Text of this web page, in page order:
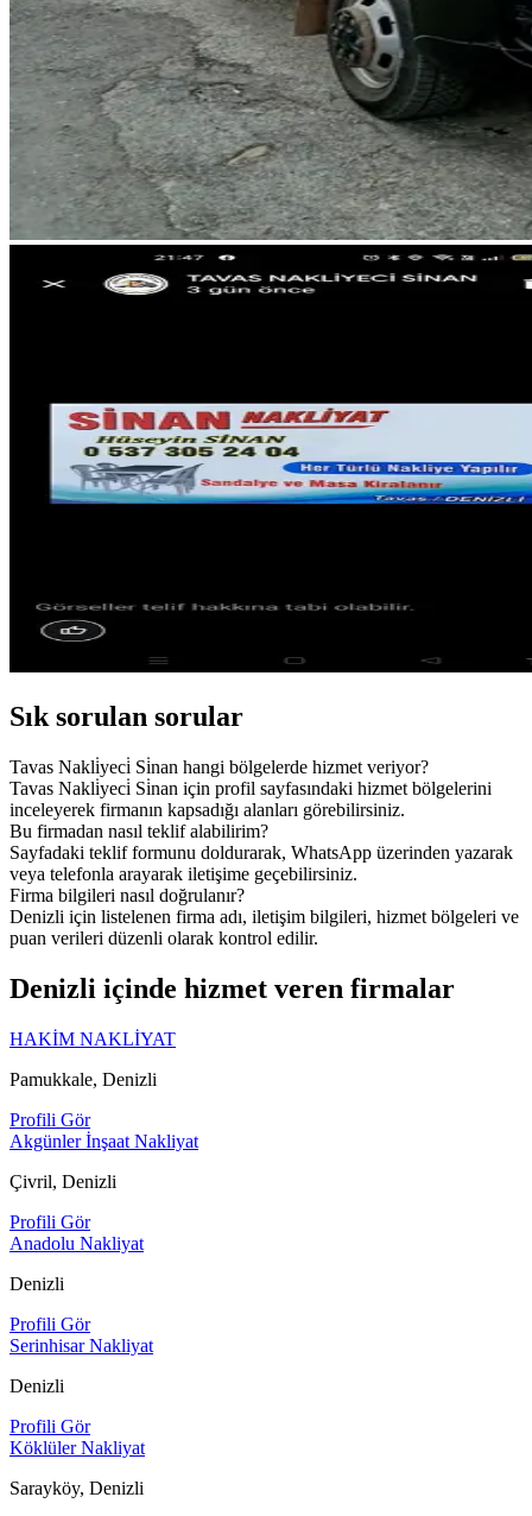
Sık sorulan sorular
Tavas Nakli̇yeci̇ Si̇nan hangi bölgelerde hizmet veriyor?
Tavas Nakli̇yeci̇ Si̇nan için profil sayfasındaki hizmet bölgelerini
inceleyerek firmanın kapsadığı alanları görebilirsiniz.
Bu firmadan nasıl teklif alabilirim?
Sayfadaki teklif formunu doldurarak, WhatsApp üzerinden yazarak
veya telefonla arayarak iletişime geçebilirsiniz.
Firma bilgileri nasıl doğrulanır?
Denizli için listelenen firma adı, iletişim bilgileri, hizmet bölgeleri ve
puan verileri düzenli olarak kontrol edilir.
Denizli içinde hizmet veren firmalar
HAKİM NAKLİYAT
Pamukkale, Denizli
Profili Gör
Akgünler İnşaat Nakliyat
Çivril, Denizli
Profili Gör
Anadolu Nakliyat
Denizli
Profili Gör
Serinhisar Nakliyat
Denizli
Profili Gör
Köklüler Nakliyat
Sarayköy, Denizli